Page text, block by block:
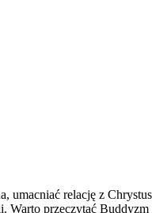
umacniać relację z
Warto przeczytać